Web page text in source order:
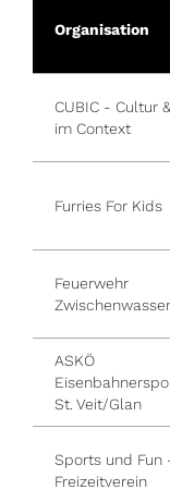
Organisation
CUBIC - Cultur
im Context
Furries For Kids
Feuerwehr
Zwischenwasser
ASKÖ
St. Veit/Glan
Sports und Fun
Freizeitverein